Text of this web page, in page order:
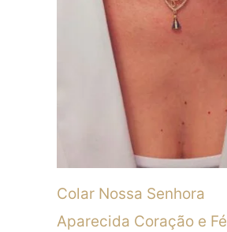
Colar Nossa Senhora
Aparecida Coração e Fé